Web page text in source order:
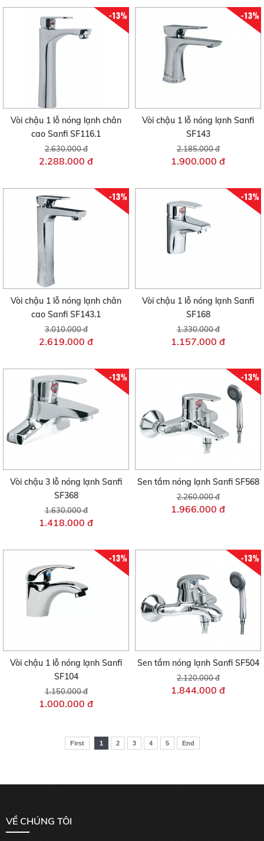
-13%
Vòi chậu 1 lỗ nóng lạnh chân
cao Sanfi SF116.1
2.630.000 đ
2.288.000 đ
-13%
Vòi chậu 1 lỗ nóng lạnh Sanfi
SF143
2.185.000 đ
1.900.000 đ
-13%
Vòi chậu 1 lỗ nóng lạnh chân
cao Sanfi SF143.1
3.010.000 đ
2.619.000 đ
-13%
Vòi chậu 1 lỗ nóng lạnh Sanfi
SF168
1.330.000 đ
1.157.000 đ
-13%
Vòi chậu 3 lỗ nóng lạnh Sanfi
SF368
1.630.000 đ
1.418.000 đ
-13%
Sen tắm nóng lạnh Sanfi SF568
2.260.000 đ
1.966.000 đ
-13%
Vòi chậu 1 lỗ nóng lạnh Sanfi
SF104
1.150.000 đ
1.000.000 đ
-13%
Sen tắm nóng lạnh Sanfi SF504
2.120.000 đ
1.844.000 đ
First 1 2 3 4 5 End
VỀ CHÚNG TÔI